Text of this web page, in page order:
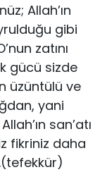
Allah’ın
gibi
zatını
gücü sizde
üzüntülü ve
yani
san’atı
fikriniz daha